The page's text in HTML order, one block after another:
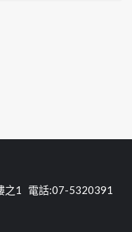
之1 電話:07-5320391